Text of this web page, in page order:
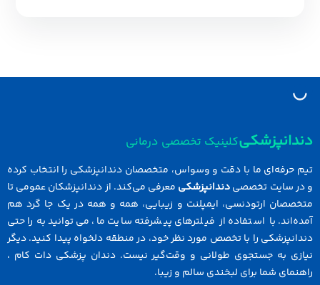
کلینیک تخصصی درمانی
حرفه‌ای ما با دقت و وسواس، متخصصان دندانپزشکی را انتخاب کرده
سایت تخصصیدندانپزشکیمعرفی می‌کند. از دندانپزشکان عمومی تا
ارتودنسی، ایمپلنت و زیبایی، همه و همه در یک جا گرد هم
با استفاده از فیلترهای پیشرفته سایت ما، می‌توانید به راحتی
را با تخصص مورد نظر خود، در منطقه دلخواه پیدا کنید. دیگر
به جستجوی طولانی و وقت‌گیر نیست. دندان پزشکی دات کام ،
شما برای لبخندی سالم و زیبا.